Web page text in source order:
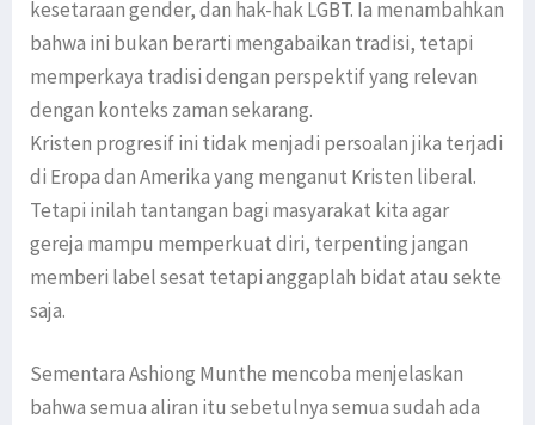
kesetaraan gender, dan hak-hak LGBT. Ia menambahkan
bahwa ini bukan berarti mengabaikan tradisi, tetapi
memperkaya tradisi dengan perspektif yang relevan
dengan konteks zaman sekarang.
Kristen progresif ini tidak menjadi persoalan jika terjadi
di Eropa dan Amerika yang menganut Kristen liberal.
Tetapi inilah tantangan bagi masyarakat kita agar
gereja mampu memperkuat diri, terpenting jangan
memberi label sesat tetapi anggaplah bidat atau sekte
saja.
Sementara Ashiong Munthe mencoba menjelaskan
bahwa semua aliran itu sebetulnya semua sudah ada